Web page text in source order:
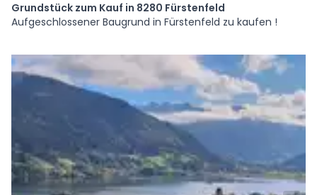
Grundstück zum Kauf in 8280 Fürstenfeld
Aufgeschlossener Baugrund in Fürstenfeld zu kaufen !